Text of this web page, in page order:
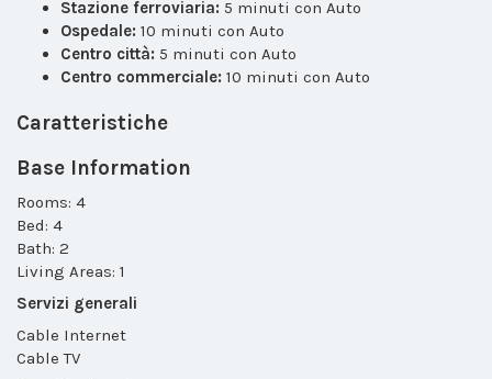
Stazione ferroviaria: 5 minuti con Auto
Ospedale: 10 minuti con Auto
Centro città: 5 minuti con Auto
Centro commerciale: 10 minuti con Auto
Caratteristiche
Base Information
Rooms: 4
Bed: 4
Bath: 2
Living Areas: 1
Servizi generali
Cable Internet
Cable TV